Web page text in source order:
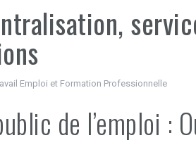
Emploi et Formation Professionnelle
de l’emploi :